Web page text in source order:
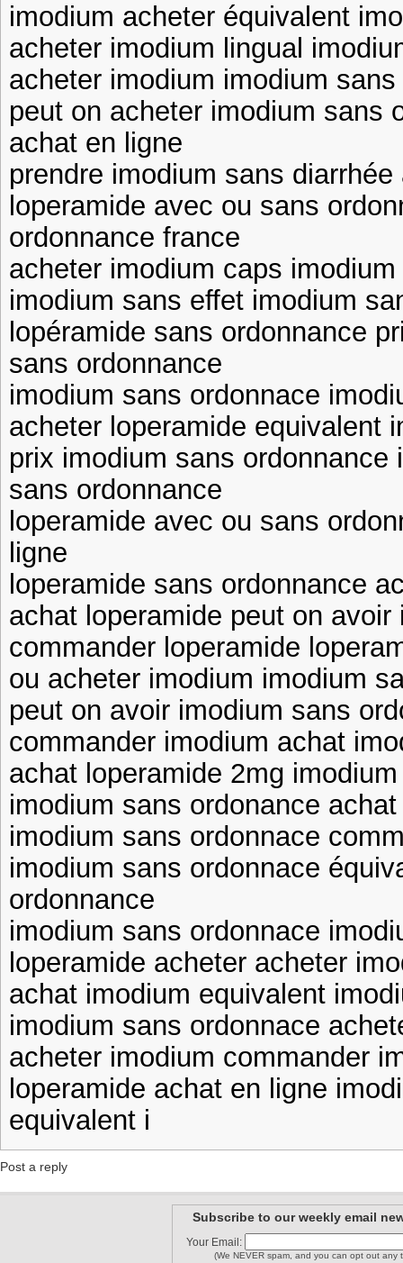
imodium acheter équivalent
acheter imodium lingual
acheter imodium imodium
peut on acheter imodium sans
achat en ligne
prendre imodium sans
loperamide avec ou sans
ordonnance france
acheter imodium caps
imodium sans effet imodium
lopéramide sans ordonnance
sans ordonnance
imodium sans ordonnace
acheter loperamide equivalent
prix imodium sans ordonnance
sans ordonnance
loperamide avec ou sans
ligne
loperamide sans ordonnance
achat loperamide peut on
commander loperamide
ou acheter imodium imodium
peut on avoir imodium sans
commander imodium achat
achat loperamide 2mg
imodium sans ordonance
imodium sans ordonnace
imodium sans ordonnace
ordonnance
imodium sans ordonnace
loperamide acheter acheter
achat imodium equivalent
imodium sans ordonnace
acheter imodium commander
loperamide achat en ligne
equivalent i
Post a reply
Subscribe to our weekly email
Your Email:
(We NEVER spam, and you can opt out any